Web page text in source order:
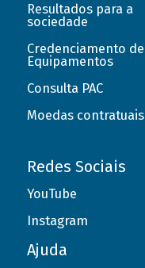
Resultados para a
sociedade
Credenciamento de
Equipamentos
Consulta PAC
Moedas contratuais
Redes Sociais
YouTube
Instagram
Ajuda